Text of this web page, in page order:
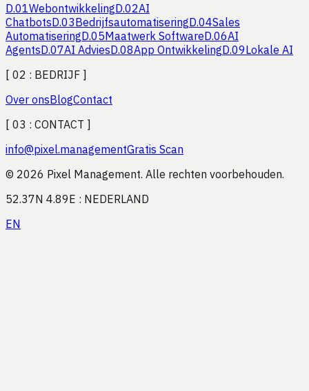
D.01WebontwikkelingD.02AI
ChatbotsD.03BedrijfsautomatiseringD.04Sales
AutomatiseringD.05Maatwerk SoftwareD.06AI
AgentsD.07AI AdviesD.08App OntwikkelingD.09Lokale AI
[ 02 : BEDRIJF ]
Over onsBlogContact
[ 03 : CONTACT ]
info@pixel.managementGratis Scan
© 2026 Pixel Management. Alle rechten voorbehouden.
52.37N 4.89E : NEDERLAND
EN